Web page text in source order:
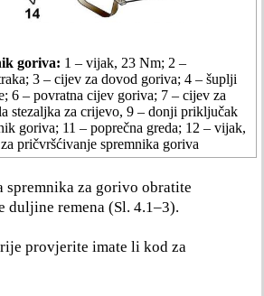
goriva: 1 – vijak, 23 Nm; 2 –
3 – cijev za dovod goriva; 4 – šuplji
6 – povratna cijev goriva; 7 – cijev za
stezaljka za crijevo, 9 – donji priključak
goriva; 11 – poprečna greda; 12 – vijak,
pričvršćivanje spremnika goriva
za gorivo obratite
duljine remena (Sl. 4.1–3).
provjerite imate li kod za